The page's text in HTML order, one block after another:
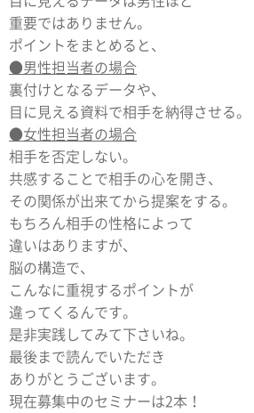
重要ではありません。
ポイントをまとめると、
●男性担当者の場合
裏付けとなるデータや、
目に見える資料で相手を納得させる。
●女性担当者の場合
相手を否定しない。
共感することで相手の心を開き、
その関係が出来てから提案をする。
もちろん相手の性格によって
違いはありますが、
脳の構造で、
こんなに重視するポイントが
違ってくるんです。
是非実践してみて下さいね。
最後まで読んでいただき
ありがとうございます。
現在募集中のセミナーは2本！